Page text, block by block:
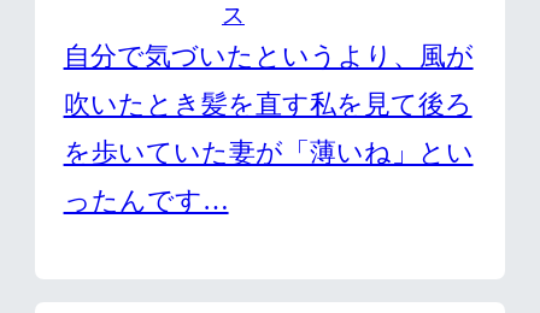
ス
自分で気づいたというより、風が
吹いたとき髪を直す私を見て後ろ
を歩いていた妻が「薄いね」とい
ったんです…